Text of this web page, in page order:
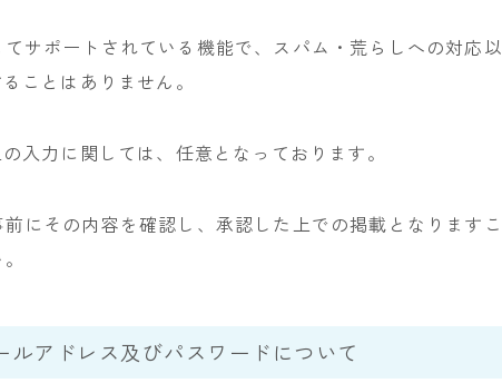
サポートされている機能で、スパム・荒らしへの対応以
ことはありません。
入力に関しては、任意となっております。
にその内容を確認し、承認した上での掲載となりますこ
ルアドレス及びパスワードについて